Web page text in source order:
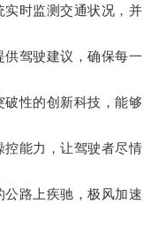
时监测交通状况，并
驾驶建议，确保每一
性的创新科技，能够
能力，让驾驶者尽情
路上疾驰，极风加速